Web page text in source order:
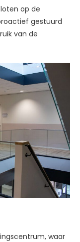
op de
gestuurd
van de
waar